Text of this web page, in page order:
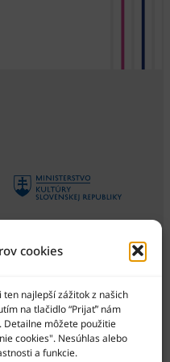
cookies
ten najlepší zážitok z našich
na tlačidlo “Prijať” nám
Detailne môžete použitie
cookies". Nesúhlas alebo
a funkcie.
Národné osvetové centrum
kultúry SR